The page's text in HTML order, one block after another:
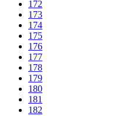
172
173
174
175
176
177
178
179
180
181
182